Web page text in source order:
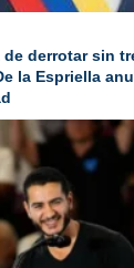
de derrotar sin
la Espriella